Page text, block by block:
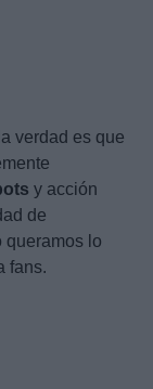
verdad es que
y acción
de
queramos lo
fans.